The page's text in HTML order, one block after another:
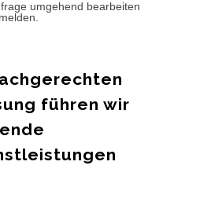
umgehend bearbeiten
führen wir